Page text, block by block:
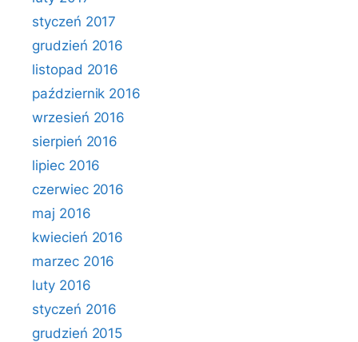
styczeń 2017
grudzień 2016
listopad 2016
październik 2016
wrzesień 2016
sierpień 2016
lipiec 2016
czerwiec 2016
maj 2016
kwiecień 2016
marzec 2016
luty 2016
styczeń 2016
grudzień 2015